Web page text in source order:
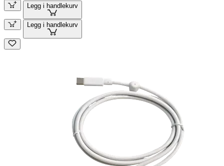
Legg i handlekurv
Legg i handlekurv